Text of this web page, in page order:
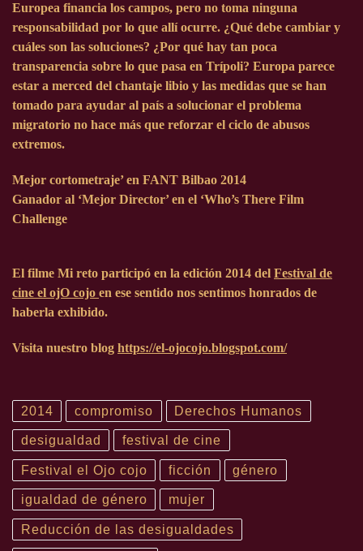
Europea financia los campos, pero no toma ninguna
responsabilidad por lo que allí ocurre. ¿Qué debe cambiar y
cuáles son las soluciones? ¿Por qué hay tan poca
transparencia sobre lo que pasa en Trípoli? Europa parece
estar a merced del chantaje libio y las medidas que se han
tomado para ayudar al país a solucionar el problema
migratorio no hace más que reforzar el ciclo de abusos
extremos.
Mejor cortometraje’ en FANT Bilbao 2014
Ganador al ‘Mejor Director’ en el ‘Who’s There Film
Challenge
El filme Mi reto participó en la edición 2014 del Festival de
cine el ojO cojo en ese sentido nos sentimos honrados de
haberla exhibido.
Visita nuestro blog https://el-ojocojo.blogspot.com/
2014 compromiso Derechos Humanos
desigualdad festival de cine
Festival el Ojo cojo ficción género
igualdad de género mujer
Reducción de las desigualdades